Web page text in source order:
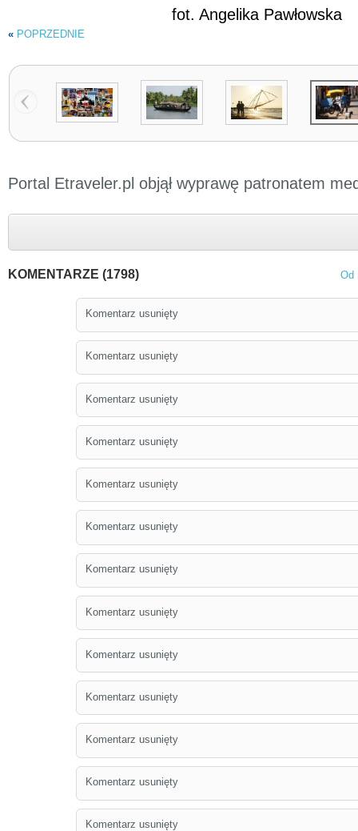
fot. Angelika Pawłowska
« POPRZEDNIE
Portal Etraveler.pl objął wyprawę patronatem
KOMENTARZE (1798) Od
Komentarz usunięty
Komentarz usunięty
Komentarz usunięty
Komentarz usunięty
Komentarz usunięty
Komentarz usunięty
Komentarz usunięty
Komentarz usunięty
Komentarz usunięty
Komentarz usunięty
Komentarz usunięty
Komentarz usunięty
Komentarz usunięty